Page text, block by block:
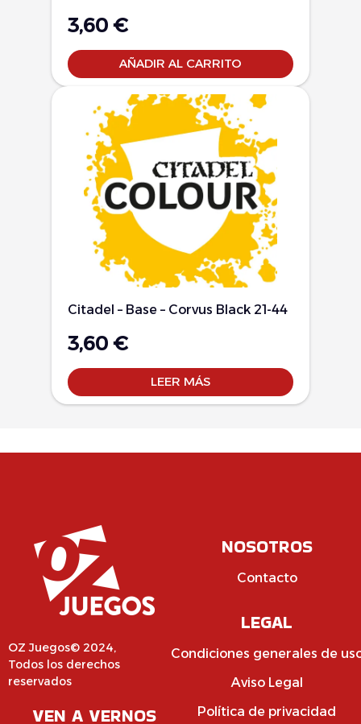
3,60 €
AÑADIR AL CARRITO
Citadel – Base – Corvus Black 21-44
3,60 €
LEER MÁS
OZ Juegos© 2024,
Todos los derechos
reservados
VEN A VERNOS
NOSOTROS
Contacto
LEGAL
Condiciones generales de
Aviso Legal
Política de privacidad